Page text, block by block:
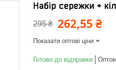
Набір сережки +
295 ₴ 262,55 ₴
Показати оптові ціни
Готово до відправки